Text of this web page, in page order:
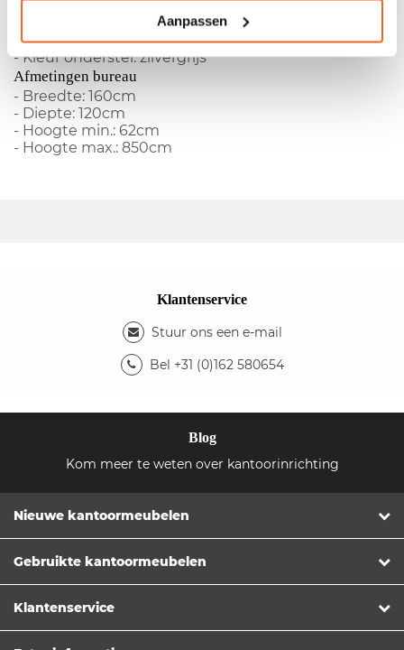
Aanpassen
- Kleur blad: grijs
- Kleur onderstel: zilvergrijs
Afmetingen bureau
- Breedte: 160cm
- Diepte: 120cm
- Hoogte min.: 62cm
- Hoogte max.: 850cm
Klantenservice
Stuur ons een e-mail
Bel +31 (0)162 580654
Blog
Kom meer te weten over kantoorinrichting
Nieuwe kantoormeubelen
Gebruikte kantoormeubelen
Klantenservice